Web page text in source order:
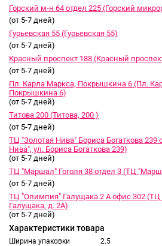
Горский м-н 64 отдел 225 (Горский
(от 5-7 дней)
Гурьевская 55 (Гурьевская 55)
(от 5-7 дней)
Красный проспект 188 (Красный
(от 5-7 дней)
Пл. Карла Маркса, Покрышкина 6 (Пл.
Покрышкина 6)
(от 5-7 дней)
Титова 200 (Титова, 200 )
(от 5-7 дней)
ТЦ "Золотая Нива" Бориса Богаткова 239
Нива", ул. Бориса Богаткова 239)
(от 5-7 дней)
ТЦ "Маршал" Гоголя 38 отдел 3 (ТЦ
(от 5-7 дней)
ТЦ "Олимпия" Галущака 2 А офис 302
Галущака, д. 2А)
(от 5-7 дней)
Характеристики товара
Ширина упаковки 2.5